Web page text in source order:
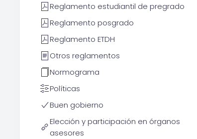
Reglamento estudiantil de pregrado
Reglamento posgrado
Reglamento ETDH
Otros reglamentos
Normograma
Políticas
Buen gobierno
Elección y participación en órganos
asesores